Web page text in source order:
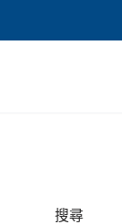
搜尋